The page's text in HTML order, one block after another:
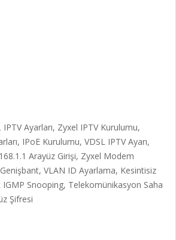
Ayarları, Zyxel IPTV Kurulumu,
IPoE Kurulumu, VDSL IPTV Ayarı,
Arayüz Girişi, Zyxel Modem
VLAN ID Ayarlama, Kesintisiz
Snooping, Telekomünikasyon Saha
Şifresi